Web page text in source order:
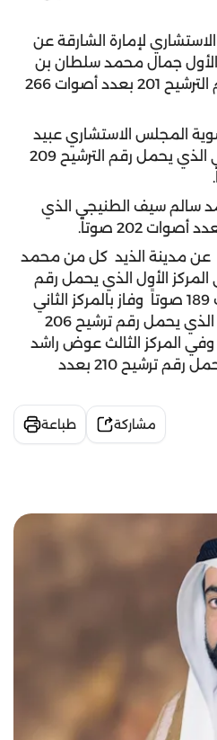
لإمارة الشارقة عن
الأول جمال محمد سلطان بن
هويدن الذي يحمل رقم الترشيح 201 بعدد أصوات 266
المجلس الاستشاري عبيد
محمد القابض الطنيجي الذي يحمل رقم الترشيح 209
سالم سيف الطنيجي الذي
عن مدينة الذيد كل من محمد
الأول الذي يحمل رقم
ترشيح 211 بعدد أصوات 189 صوتاً وفاز بالمركز الثاني
راشد مهير بخيت الكتبي الذي يحمل رقم ترشيح 206
176 صوتاً وفي المركز الثالث عوض راشد
سعيد الطنيجي الذي يحمل رقم ترشيح 210 بعدد
مشاركة طباعة